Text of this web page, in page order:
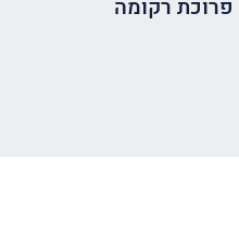
פרוכת רקומה